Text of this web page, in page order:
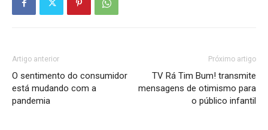
Artigo anterior
O sentimento do consumidor
está mudando com a
pandemia
Próximo artigo
TV Rá Tim Bum! transmite
mensagens de otimismo para
o público infantil